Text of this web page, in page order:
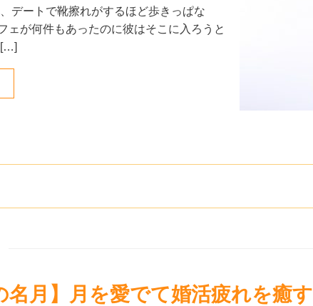
デートで靴擦れがするほど歩きっぱな
ェが何件もあったのに彼はそこに入ろうと
[…]
名月】月を愛でて婚活疲れを癒す